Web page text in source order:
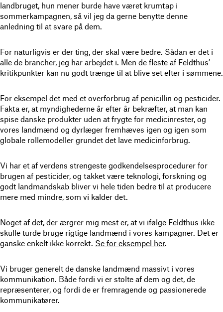
landbruget, hun mener burde have været krumtap i
sommerkampagnen, så vil jeg da gerne benytte denne
anledning til at svare på dem.
For naturligvis er der ting, der skal være bedre. Sådan er det i
alle de brancher, jeg har arbejdet i. Men de fleste af Feldthus’
kritikpunkter kan nu godt trænge til at blive set efter i sømmene.
For eksempel det med et overforbrug af penicillin og pesticider.
Fakta er, at myndighederne år efter år bekræfter, at man kan
spise danske produkter uden at frygte for medicinrester, og
vores landmænd og dyrlæger fremhæves igen og igen som
globale rollemodeller grundet det lave medicinforbrug.
Vi har et af verdens strengeste godkendelsesprocedurer for
brugen af pesticider, og takket være teknologi, forskning og
godt landmandskab bliver vi hele tiden bedre til at producere
mere med mindre, som vi kalder det.
Noget af det, der ærgrer mig mest er, at vi ifølge Feldthus ikke
skulle turde bruge rigtige landmænd i vores kampagner. Det er
ganske enkelt ikke korrekt. Se for eksempel her.
Vi bruger generelt de danske landmænd massivt i vores
kommunikation. Både fordi vi er stolte af dem og det, de
repræsenterer, og fordi de er fremragende og passionerede
kommunikatører.